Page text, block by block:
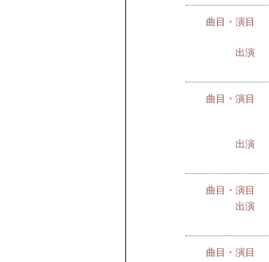
曲目・演目
出演
曲目・演目
出演
曲目・演目
出演
曲目・演目